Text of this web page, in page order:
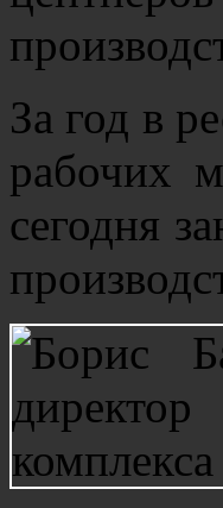
За год в
рабочих
сегодня